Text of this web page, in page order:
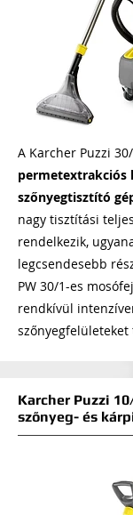
A Karcher Puzzi
permetextrakciós
szőnyegtisztító
nagy tisztítási
rendelkezik,
legcsendesebb
PW 30/1-es
rendkívül
Karcher Puzzi
szőnyeg- és